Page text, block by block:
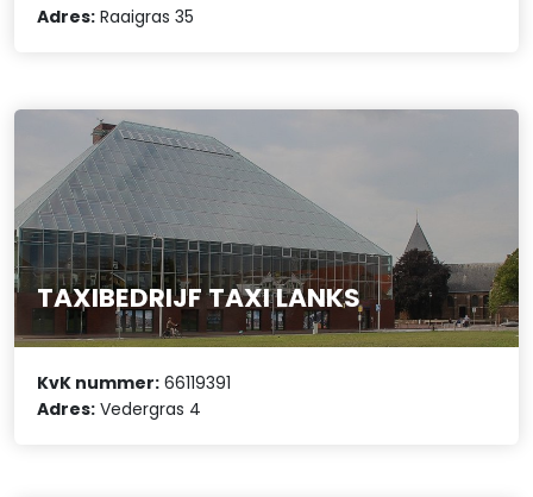
Adres: Raaigras 35
TAXIBEDRIJF TAXI LANKS
KvK nummer: 66119391
Adres: Vedergras 4